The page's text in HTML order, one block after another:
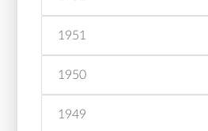
1951
1950
1949